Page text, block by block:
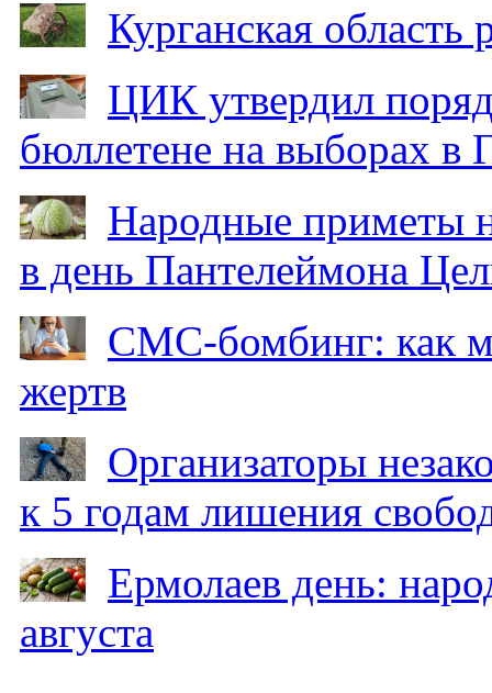
Курганская
ЦИК утвердил
бюллетене на выборах в
Народные приметы
в день Пантелеймона
СМС-бомбинг: как
жертв
Организаторы
к 5 годам лишения
Ермолаев день:
августа